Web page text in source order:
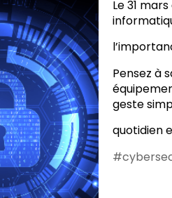
Le 31
Pensez à
geste
quotidien